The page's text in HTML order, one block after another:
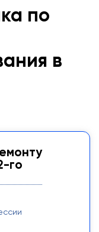
по
в
го